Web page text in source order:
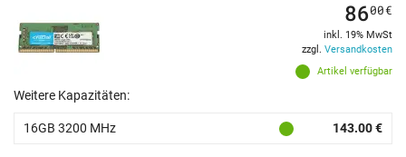
Artikel verfügbar
8600€
inkl. 19% MwSt
zzgl. Versandkosten
Weitere Kapazitäten:
16GB 3200 MHz 143.00 €